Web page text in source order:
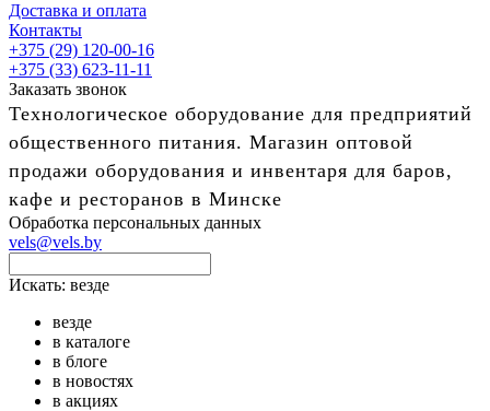
Доставка и оплата
Контакты
+375 (29) 120-00-16
+375 (33) 623-11-11
Заказать звонок
Технологическое оборудование для предприятий
общественного питания. Магазин оптовой
продажи оборудования и инвентаря для баров,
кафе и ресторанов в Минске
Обработка персональных данных
vels@vels.by
Искать: везде
везде
в каталоге
в блоге
в новостях
в акциях